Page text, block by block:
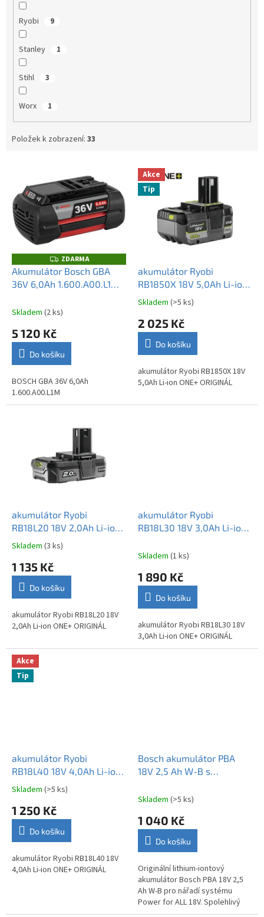
Ryobi 9
Stanley 1
Stihl 3
Worx 1
Položek k zobrazení: 33
Z
D
A
R
ZDARMA
Akumulátor Bosch GBA
36V 6,0Ah 1.600.A00.L1M
Skladem (2 ks)
5 120 Kč
Do košíku
BOSCH GBA 36V 6,0Ah
1.600.A00.L1M
Akce
Tip
akumulátor Ryobi
RB1850X 18V 5,0Ah Li-ion
ONE+ ORIGINÁL
Průměrné
produktu
5,0
5
hvězdiček.
Skladem (>5 ks)
2 025 Kč
Do košíku
akumulátor Ryobi RB1850X 18V
5,0Ah Li-ion ONE+ ORIGINÁL
akumulátor Ryobi
RB18L20 18V 2,0Ah Li-ion
ONE+ ORIGINÁL
Průměrné
produktu
5,0
5
hvězdiček.
Skladem (3 ks)
1 135 Kč
Do košíku
akumulátor Ryobi RB18L20 18V
2,0Ah Li-ion ONE+ ORIGINÁL
akumulátor Ryobi
RB18L30 18V 3,0Ah Li-ion
Skladem (1 ks)
1 890 Kč
Do košíku
akumulátor Ryobi RB18L30 18V
3,0Ah Li-ion ONE+ ORIGINÁL
Akce
Tip
akumulátor Ryobi
RB18L40 18V 4,0Ah Li-ion
ONE+ ORIGINÁL
Průměrné
produktu
3,0
5
hvězdiček.
Skladem (>5 ks)
1 250 Kč
Do košíku
akumulátor Ryobi RB18L40 18V
4,0Ah Li-ion ONE+ ORIGINÁL
Bosch akumulátor PBA
18V 2,5 Ah W-B s
1600A005B0
Skladem (>5 ks)
1 040 Kč
Do košíku
Originální lithium-iontový
akumulátor Bosch PBA 18V 2,5
Ah W-B pro nářadí systému
Power for ALL 18V. Spolehlivý
výkon, dlouhá životnost a